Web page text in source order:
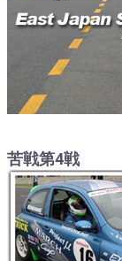
苦戦第4戦